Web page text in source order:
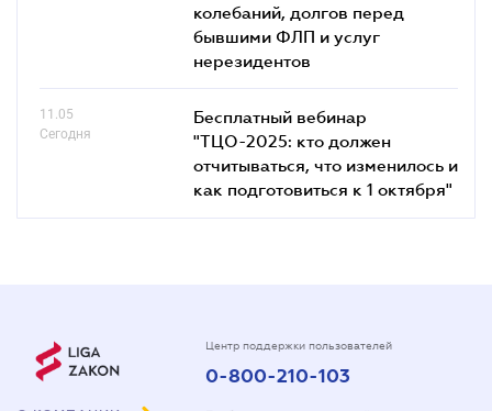
колебаний, долгов перед
бывшими ФЛП и услуг
нерезидентов
11.05
Сегодня
Бесплатный вебинар
"ТЦО-2025: кто должен
отчитываться, что изменилось и
как подготовиться к 1 октября"
Центр поддержки пользователей
0-800-210-103